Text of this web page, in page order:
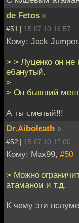
de Fetos »
#51 | 15.07.10 16:57
Кому: Jack Jumper,
> > Луценко он не
ебанутый.
>
> Он бывший
А ты смелый!!!
Dr.Aiboleath »
#52 | 15.07.10 17:00
Кому: Max99, #50
> Можно
атаманом и т.д.
К чему эти